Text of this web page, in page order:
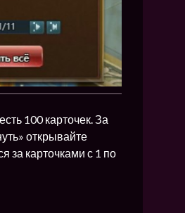
100 карточек. За
открывайте
за карточками с 1 по